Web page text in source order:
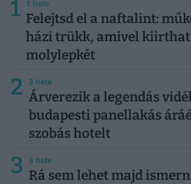
1 1 hete
Felejtsd el a naftalint:
házi trükk, amivel
molylepkét
2 3 hete
Árverezik a legendás
budapesti panellakás
szobás hotelt
3 3 hete
Rá sem lehet majd